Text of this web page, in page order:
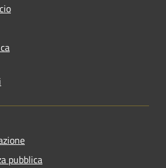
pubblica